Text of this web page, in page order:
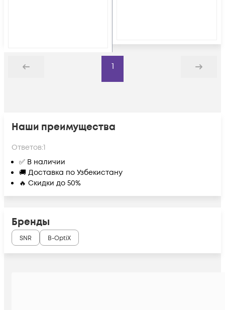
Назад
1
Дальше
Наши преимущества
Ответов:1
✅ В наличии
🚚 Доставка по Узбекистану
🔥 Скидки до 50%
Бренды
SNR B-OptiX